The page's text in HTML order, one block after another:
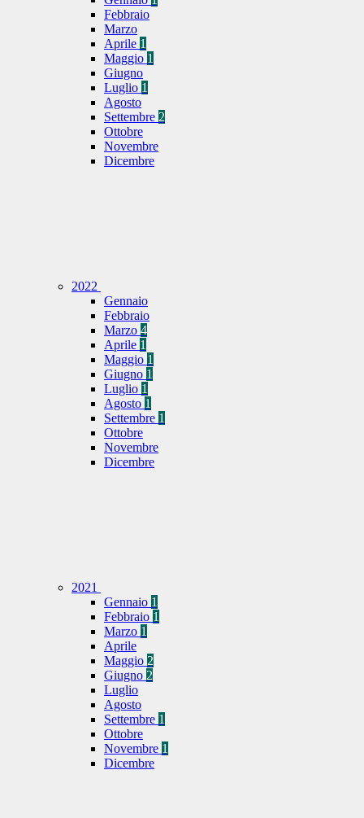
Febbraio
Marzo
Aprile 1
Maggio 1
Giugno
Luglio 1
Agosto
Settembre 2
Ottobre
Novembre
Dicembre
2022
Gennaio
Febbraio
Marzo 4
Aprile 1
Maggio 1
Giugno 1
Luglio 1
Agosto 1
Settembre 1
Ottobre
Novembre
Dicembre
2021
Gennaio 1
Febbraio 1
Marzo 1
Aprile
Maggio 2
Giugno 2
Luglio
Agosto
Settembre 1
Ottobre
Novembre 1
Dicembre